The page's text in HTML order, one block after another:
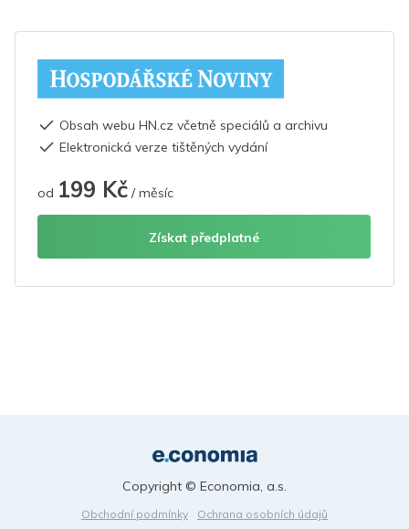
Obsah webu HN.cz včetně speciálů a archivu
Elektronická verze tištěných vydání
od 199 Kč / měsíc
Získat předplatné
Obchodní podmínky
Ochrana osobních údajů
Copyright © Economia, a.s.